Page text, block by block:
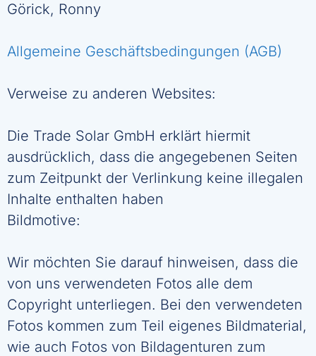
Görick, Ronny
Allgemeine Geschäftsbedingungen (AGB)
Verweise zu anderen Websites:
Die Trade Solar GmbH erklärt hiermit
ausdrücklich, dass die angegebenen Seiten
zum Zeitpunkt der Verlinkung keine illegalen
Inhalte enthalten haben
Bildmotive:
Wir möchten Sie darauf hinweisen, dass die
von uns verwendeten Fotos alle dem
Copyright unterliegen. Bei den verwendeten
Fotos kommen zum Teil eigenes Bildmaterial,
wie auch Fotos von Bildagenturen zum